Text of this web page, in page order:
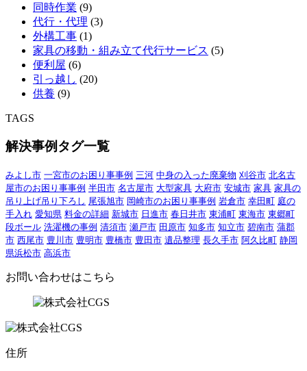
同時作業 (9)
代行・代理 (3)
外構工事 (1)
家具の移動・組み立て代行サービス (5)
便利屋 (6)
引っ越し (20)
供養 (9)
TAGS
解決事例タグ一覧
みよし市 一宮市のお困り事事例 三河 中身の入った廃棄物 刈谷市 北名古
屋市のお困り事事例 半田市 名古屋市 大型家具 大府市 安城市 家具 家具の
吊り上げ吊り下ろし 尾張旭市 岡崎市のお困り事事例 岩倉市 幸田町 庭の
手入れ 愛知県 料金の詳細 新城市 日進市 春日井市 東浦町 東海市 東郷町
段ボール 洗濯機の事例 清須市 瀬戸市 田原市 知多市 知立市 碧南市 蒲郡
市 西尾市 豊川市 豊明市 豊橋市 豊田市 遺品整理 長久手市 阿久比町 静岡
県浜松市 高浜市
お問い合わせはこちら
住所